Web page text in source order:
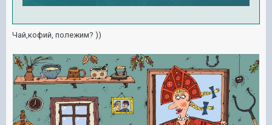
Чай,кофий, полежим? ))